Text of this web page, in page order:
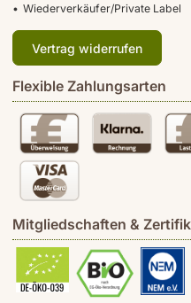
Wiederverkäufer/Private Label
Vertrag widerrufen
Flexible Zahlungsarten
Mitgliedschaften &